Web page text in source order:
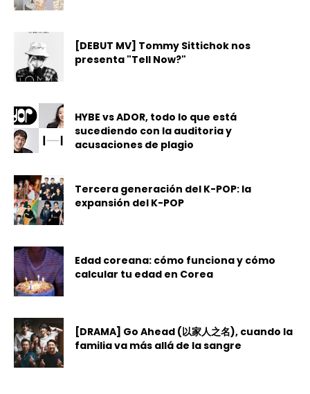
[DEBUT MV] Tommy Sittichok nos
presenta "Tell Now?"
HYBE vs ADOR, todo lo que está
sucediendo con la auditoria y
acusaciones de plagio
Tercera generación del K-POP: la
expansión del K-POP
Edad coreana: cómo funciona y cómo
calcular tu edad en Corea
[DRAMA] Go Ahead (以家人之名), cuando la
familia va más allá de la sangre